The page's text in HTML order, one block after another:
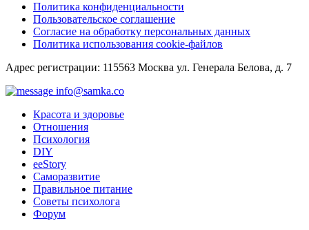
Политика конфиденциальности
Пользовательское соглашение
Согласие на обработку персональных данных
Политика использования cookie-файлов
Адрес регистрации: 115563 Москва ул. Генерала Белова, д. 7
info@samka.co
Красота и здоровье
Отношения
Психология
DIY
ееStory
Саморазвитие
Правильное питание
Советы психолога
Форум